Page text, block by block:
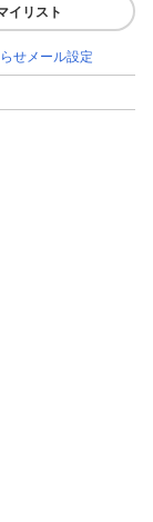
イリスト
せメール設定